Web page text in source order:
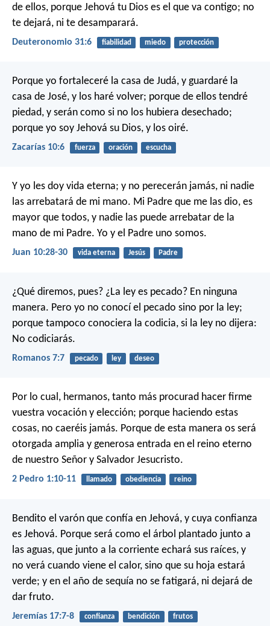
de ellos, porque Jehová tu Dios es el que va contigo; no
te dejará, ni te desamparará.
Deuteronomio 31:6 fiabilidad miedo protección
Porque yo fortaleceré la casa de Judá, y guardaré la
casa de José, y los haré volver; porque de ellos tendré
piedad, y serán como si no los hubiera desechado;
porque yo soy Jehová su Dios, y los oiré.
Zacarías 10:6 fuerza oración escucha
Y yo les doy vida eterna; y no perecerán jamás, ni nadie
las arrebatará de mi mano. Mi Padre que me las dio, es
mayor que todos, y nadie las puede arrebatar de la
mano de mi Padre. Yo y el Padre uno somos.
Juan 10:28-30 vida eterna Jesús Padre
¿Qué diremos, pues? ¿La ley es pecado? En ninguna
manera. Pero yo no conocí el pecado sino por la ley;
porque tampoco conociera la codicia, si la ley no dijera:
No codiciarás.
Romanos 7:7 pecado ley deseo
Por lo cual, hermanos, tanto más procurad hacer firme
vuestra vocación y elección; porque haciendo estas
cosas, no caeréis jamás. Porque de esta manera os será
otorgada amplia y generosa entrada en el reino eterno
de nuestro Señor y Salvador Jesucristo.
2 Pedro 1:10-11 llamado obediencia reino
Bendito el varón que confía en Jehová, y cuya confianza
es Jehová. Porque será como el árbol plantado junto a
las aguas, que junto a la corriente echará sus raíces, y
no verá cuando viene el calor, sino que su hoja estará
verde; y en el año de sequía no se fatigará, ni dejará de
dar fruto.
Jeremías 17:7-8 confianza bendición frutos